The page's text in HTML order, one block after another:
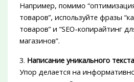
Например, помимо
товаров”, используйте фразы
товаров” и “SEO-копирайтинг
магазинов”.
3. Написание уникального текста
Упор делается на